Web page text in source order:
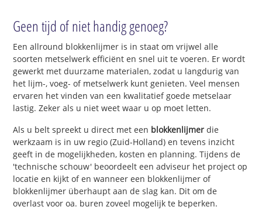
Geen tijd of niet handig genoeg?
Een allround blokkenlijmer is in staat om vrijwel alle
soorten metselwerk efficiënt en snel uit te voeren. Er wordt
gewerkt met duurzame materialen, zodat u langdurig van
het lijm-, voeg- of metselwerk kunt genieten. Veel mensen
ervaren het vinden van een kwalitatief goede metselaar
lastig. Zeker als u niet weet waar u op moet letten.
Als u belt spreekt u direct met een blokkenlijmer die
werkzaam is in uw regio (Zuid-Holland) en tevens inzicht
geeft in de mogelijkheden, kosten en planning. Tijdens de
'technische schouw' beoordeelt een adviseur het project op
locatie en kijkt of en wanneer een blokkenlijmer of
blokkenlijmer überhaupt aan de slag kan. Dit om de
overlast voor oa. buren zoveel mogelijk te beperken.